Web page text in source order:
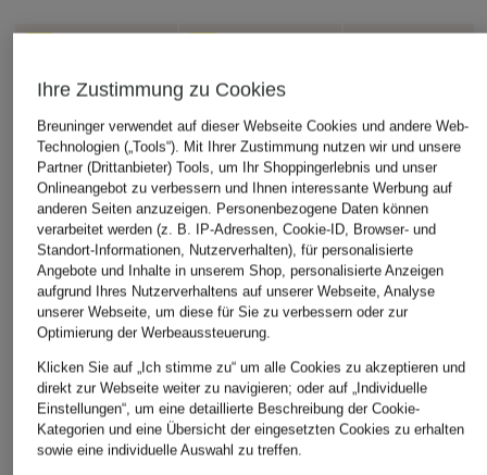
Ihre Zustimmung zu Cookies
Breuninger verwendet auf dieser Webseite Cookies und andere Web-
Technologien („Tools“). Mit Ihrer Zustimmung nutzen wir und unsere
Partner (Drittanbieter) Tools, um Ihr Shoppingerlebnis und unser
Onlineangebot zu verbessern und Ihnen interessante Werbung auf
anderen Seiten anzuzeigen. Personenbezogene Daten können
verarbeitet werden (z. B. IP-Adressen, Cookie-ID, Browser- und
Standort-Informationen, Nutzerverhalten), für personalisierte
Angebote und Inhalte in unserem Shop, personalisierte Anzeigen
aufgrund Ihres Nutzerverhaltens auf unserer Webseite, Analyse
unserer Webseite, um diese für Sie zu verbessern oder zur
Optimierung der Werbeaussteuerung.
Klicken Sie auf „Ich stimme zu“ um alle Cookies zu akzeptieren und
direkt zur Webseite weiter zu navigieren; oder auf „Individuelle
Einstellungen“, um eine detaillierte Beschreibung der Cookie-
Kategorien und eine Übersicht der eingesetzten Cookies zu erhalten
sowie eine individuelle Auswahl zu treffen.